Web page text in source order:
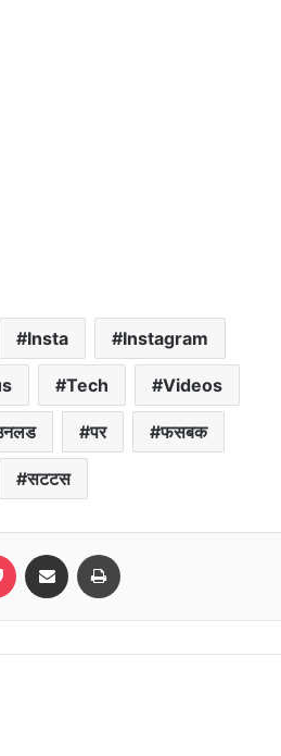
Insta Instagram
Tech Videos
पर फसबक
सटटस
Pocket Share via Email